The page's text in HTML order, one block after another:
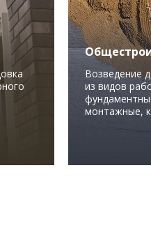
Возведение
из видов
монтажные,